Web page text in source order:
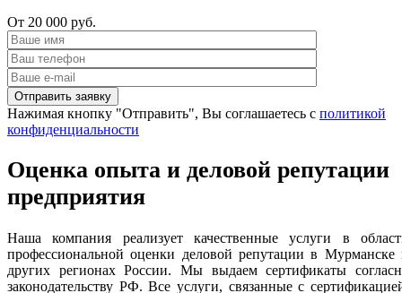
От 20 000 руб.
Нажимая кнопку "Отправить", Вы соглашаетесь с политикой
конфиденциальности
Оценка опыта и деловой репутации
предприятия
Наша компания реализует качественные услуги в
профессиональной оценки деловой репутации в Мурманске
других регионах России. Мы выдаем сертификаты
законодательству РФ. Все услуги, связанные с